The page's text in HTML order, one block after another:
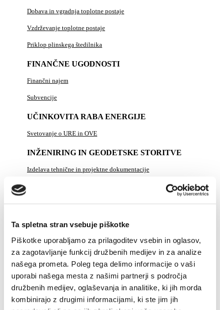
Ta spletna stran vsebuje piškotke
Piškotke uporabljamo za prilagoditev vsebin in oglasov,
za zagotavljanje funkcij družbenih medijev in za analize
našega prometa. Poleg tega delimo informacije o vaši
uporabi našega mesta z našimi partnerji s področja
družbenih medijev, oglaševanja in analitike, ki jih morda
kombinirajo z drugimi informacijami, ki ste jim jih
Dobava in vgradnja toplotne postaje
Vzdrževanje toplotne postaje
Priklop plinskega štedilnika
FINANČNE UGODNOSTI
Finančni najem
Subvencije
UČINKOVITA RABA ENERGIJE
Svetovanje o URE in OVE
INŽENIRING IN GEODETSKE STORITVE
Izdelava tehnične in projektne dokumentacije
Geodetske storitve
ENERGETIKA V DRUŽBI
PLINSKI KOTEL "NA KLJUČ"
DELA NA OMREŽJU
ZA PODJETJA